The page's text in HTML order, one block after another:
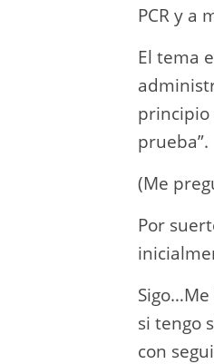
PCR y a
El tema
principio
prueba”.
(Me
Por
si tengo
con